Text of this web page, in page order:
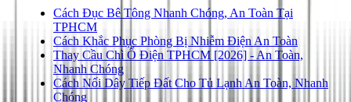
Cách Đục Bê Tông Nhanh Chóng, An Toàn Tại
TPHCM
Cách Khắc Phục Phòng Bị Nhiễm Điện An Toàn
Thay Cầu Chì Ổ Điện TPHCM [2026] - An Toàn,
Nhanh Chóng
Cách Nối Dây Tiếp Đất Cho Tủ Lạnh An Toàn, Nhanh
Chóng